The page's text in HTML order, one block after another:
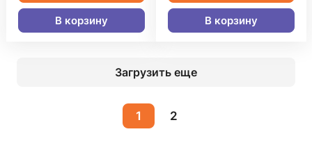
В корзину В корзину
Загрузить еще
1 2